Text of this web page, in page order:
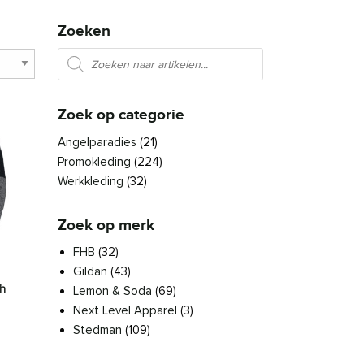
op de productpagina
optie kan gekozen worden op de productpagina
heeft meerdere variaties. Deze optie kan gekozen worden
Zoeken
Producten zoeken
Zoek op categorie
Angelparadies (21)
Promokleding (224)
Werkkleding (32)
Zoek op merk
FHB (32)
Gildan (43)
Lemon & Soda (69)
Next Level Apparel (3)
Stedman (109)